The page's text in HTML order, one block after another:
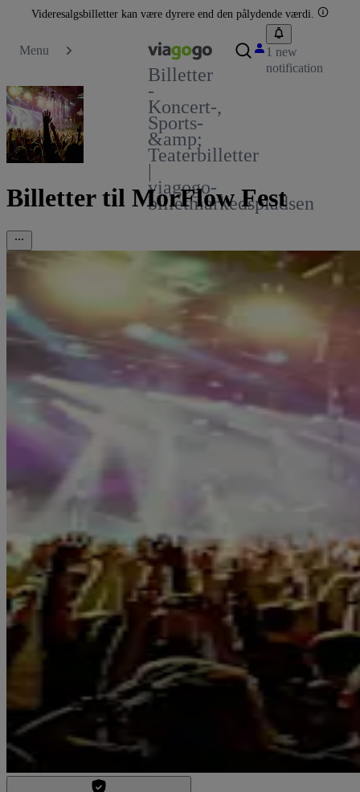
Videresalgsbilletter kan være dyrere end den pålydende værdi.
Menu
Billetter
-
Koncert-,
Sports-
&amp;
Teaterbilletter
|
viagogo-
billetmarkedspladsen
1 new
notification
Billetter til MorFlow Fest